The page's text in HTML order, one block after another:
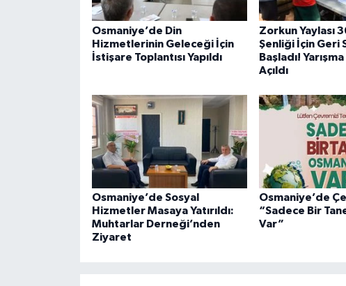
Osmaniye’de Din
Hizmetlerinin Geleceği İçin
İstişare Toplantısı Yapıldı
Zorkun Yaylası
Şenliği İçin Geri
Başladı!
Açıldı
Osmaniye’de Sosyal
Hizmetler Masaya Yatırıldı:
Muhtarlar Derneği’nden
Ziyaret
Osmaniye’de
“Sadece Bir
Var”